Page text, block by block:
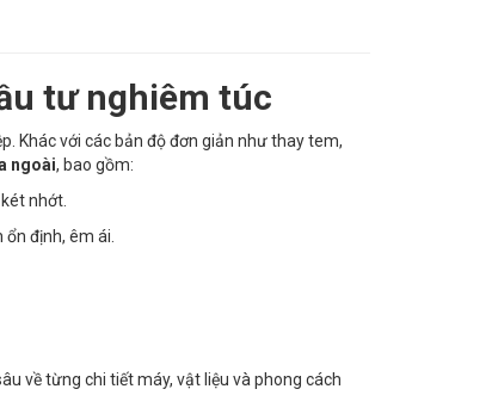
tư nghiêm túc
Khác với các bản độ đơn giản như thay tem,
ngoài, bao gồm:
nhớt.
định, êm ái.
về từng chi tiết máy, vật liệu và phong cách